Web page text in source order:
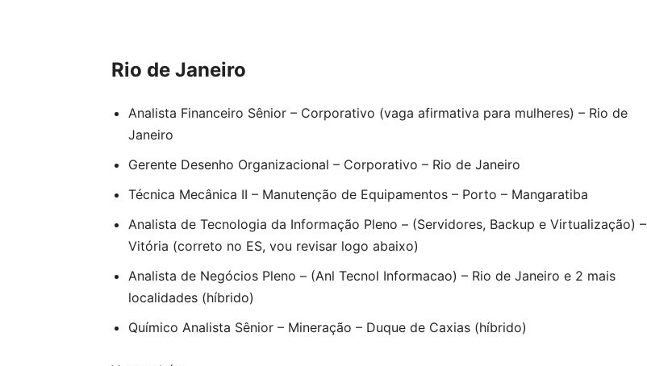
Rio de Janeiro
Analista Financeiro Sênior – Corporativo (vaga afirmativa para mulheres) – Rio de
Janeiro
Gerente Desenho Organizacional – Corporativo – Rio de Janeiro
Técnica Mecânica II – Manutenção de Equipamentos – Porto – Mangaratiba
Analista de Tecnologia da Informação Pleno – (Servidores, Backup e Virtualização) –
Vitória (correto no ES, vou revisar logo abaixo)
Analista de Negócios Pleno – (Anl Tecnol Informacao) – Rio de Janeiro e 2 mais
localidades (híbrido)
Químico Analista Sênior – Mineração – Duque de Caxias (híbrido)